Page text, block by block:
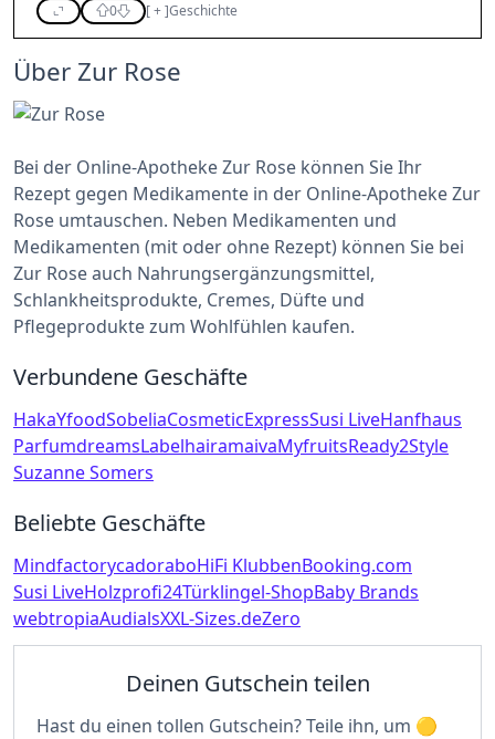
0 [+]Geschichte
Über Zur Rose
Bei der Online-Apotheke Zur Rose können Sie Ihr
Rezept gegen Medikamente in der Online-Apotheke Zur
Rose umtauschen. Neben Medikamenten und
Medikamenten (mit oder ohne Rezept) können Sie bei
Zur Rose auch Nahrungsergänzungsmittel,
Schlankheitsprodukte, Cremes, Düfte und
Pflegeprodukte zum Wohlfühlen kaufen.
Verbundene Geschäfte
HakaYfoodSobeliaCosmeticExpressSusi LiveHanfhaus
ParfumdreamsLabelhairamaivaMyfruitsReady2Style
Suzanne Somers
Beliebte Geschäfte
MindfactorycadoraboHiFi KlubbenBooking.com
Susi LiveHolzprofi24Türklingel-ShopBaby Brands
webtropiaAudialsXXL-Sizes.deZero
Deinen Gutschein teilen
Hast du einen tollen Gutschein? Teile ihn, um